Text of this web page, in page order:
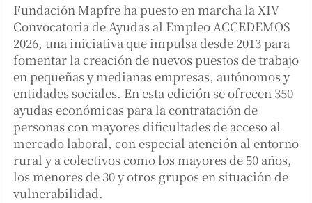
Fundación Mapfre ha puesto en marcha la XIV
Convocatoria de Ayudas al Empleo ACCEDEMOS
2026, una iniciativa que impulsa desde 2013 para
fomentar la creación de nuevos puestos de trabajo
en pequeñas y medianas empresas, autónomos y
entidades sociales. En esta edición se ofrecen 350
ayudas económicas para la contratación de
personas con mayores dificultades de acceso al
mercado laboral, con especial atención al entorno
rural y a colectivos como los mayores de 50 años,
los menores de 30 y otros grupos en situación de
vulnerabilidad.